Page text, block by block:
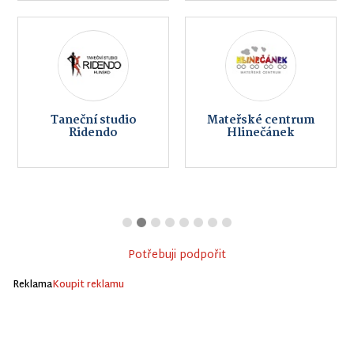
Taneční studio
Ridendo
Mateřské centrum
Hlinečánek
Potřebuji podpořit
ReklamaKoupit reklamu